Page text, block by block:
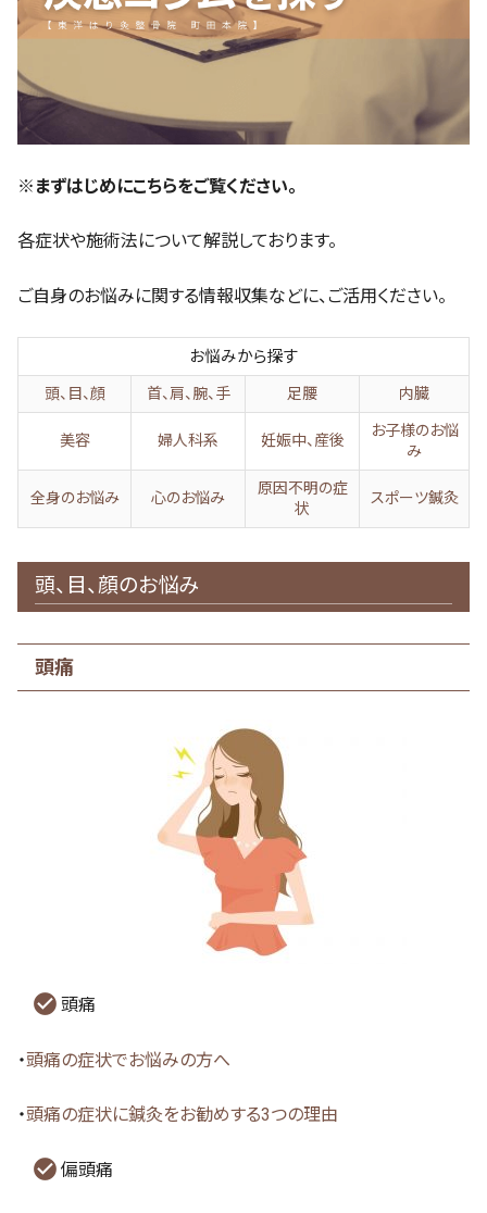
※まずはじめにこちらをご覧ください。
各症状や施術法について解説しております。
ご自身のお悩みに関する情報収集などに、ご活用ください。
お悩みから探す
頭、目、顔 首、肩、腕、手 足腰 内臓
美容 婦人科系 妊娠中、産後
お子様のお悩
み
全身のお悩み 心のお悩み
原因不明の症
状
スポーツ鍼灸
頭、目、顔のお悩み
頭痛
頭痛
・頭痛の症状でお悩みの方へ
・頭痛の症状に鍼灸をお勧めする3つの理由
偏頭痛